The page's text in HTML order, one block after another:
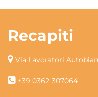
Recapiti
Via Lavoratori
+39 0362 307064